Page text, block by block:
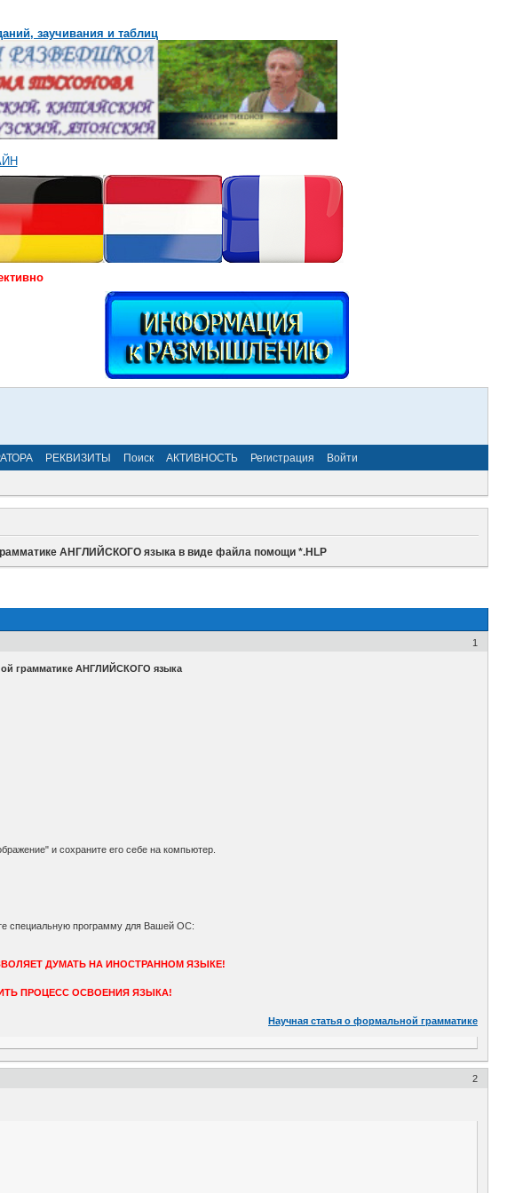
заучивания и таблиц
РЕКВИЗИТЫ Поиск АКТИВНОСТЬ Регистрация Войти
АНГЛИЙСКОГО языка в виде файла помощи *.HLP
1
грамматике АНГЛИЙСКОГО языка
и сохраните его себе на компьютер.
специальную программу для Вашей ОС:
ДУМАТЬ НА ИНОСТРАННОМ ЯЗЫКЕ!
ПРОЦЕСС ОСВОЕНИЯ ЯЗЫКА!
Научная статья о формальной грамматике
2